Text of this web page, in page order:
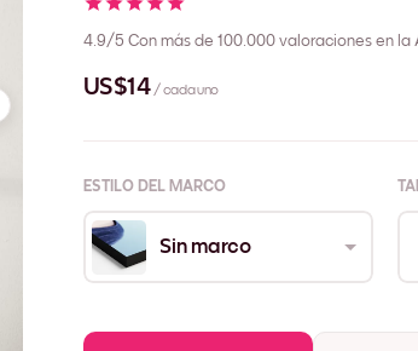
4.9/5 Con más de 100.000 valoraciones en la
US$14 / cada uno
ESTILO DEL MARCO
Sin marco